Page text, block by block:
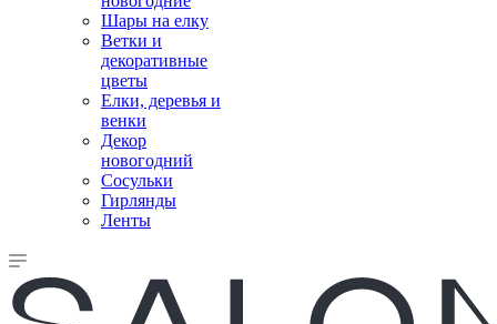
Шары на елку
Ветки и
декоративные
цветы
Елки, деревья и
венки
Декор
новогодний
Сосульки
Гирлянды
Ленты